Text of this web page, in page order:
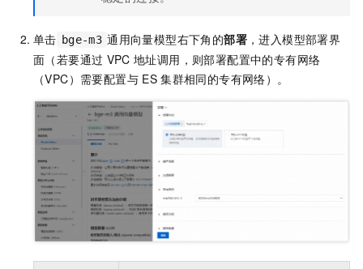
单击 bge-m3 通用向量模型右下角的部署 ，进入模型部署界
面（若要通过 VPC 地址调用，则部署配置中的专有网络
（VPC）需要配置与 ES 集群相同的专有网络）。